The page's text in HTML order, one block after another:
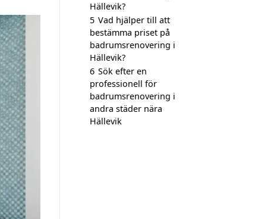
Hällevik?
5 Vad hjälper till att
bestämma priset på
badrumsrenovering i
Hällevik?
6 Sök efter en
professionell för
badrumsrenovering i
andra städer nära
Hällevik